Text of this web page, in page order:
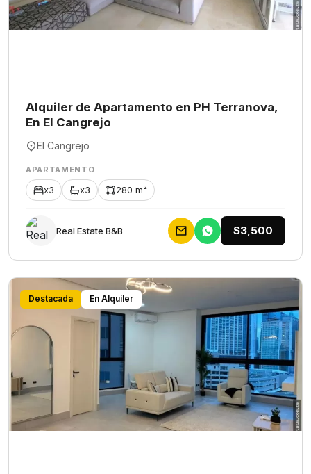
Alquiler de Apartamento en PH Terranova,
En El Cangrejo
El Cangrejo
APARTAMENTO
x3 x3 280 m²
Rеаl Еstаtе В&В $3,500
Destacada En Alquiler